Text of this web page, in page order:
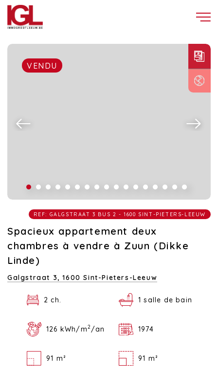
VENDU
REF: GALGSTRAAT 3 BUS 2 - 1600 SINT-PIETERS-LEEUW
Spacieux appartement deux
chambres à vendre à Zuun (Dikke
Linde)
Galgstraat 3,1600 Sint-Pieters-Leeuw
2 ch. 1 salle de bain
126 kWh/m2 /an 1974
91 m² 91 m²